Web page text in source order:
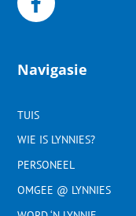
Navigasie
TUIS
WIE IS LYNNIES?
PERSONEEL
OMGEE @ LYNNIES